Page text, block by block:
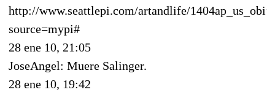
http://www.seattlepi.com/artandlife/
source=mypi#
28 ene 10, 21:05
JoseAngel: Muere Salinger.
28 ene 10, 19:42